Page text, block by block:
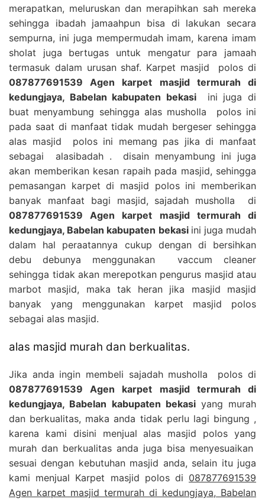
merapatkan, meluruskan dan merapihkan sah mereka
sehingga ibadah jamaahpun bisa di lakukan secara
sempurna, ini juga mempermudah imam, karena imam
sholat juga bertugas untuk mengatur para jamaah
termasuk dalam urusan shaf. Karpet masjid polos di
087877691539 Agen karpet masjid termurah di
kedungjaya, Babelan kabupaten bekasi
ini juga di
buat menyambung sehingga alas musholla polos ini
pada saat di manfaat tidak mudah bergeser sehingga
alas masjid polos ini memang pas jika di manfaat
sebagai alasibadah . disain menyambung ini juga
akan memberikan kesan rapaih pada masjid, sehingga
pemasangan karpet di masjid polos ini memberikan
banyak manfaat bagi masjid, sajadah musholla di
087877691539 Agen karpet masjid termurah di
kedungjaya, Babelan kabupaten bekasi ini juga mudah
dalam hal peraatannya cukup dengan di bersihkan
debu debunya menggunakan vaccum cleaner
sehingga tidak akan merepotkan pengurus masjid atau
marbot masjid, maka tak heran jika masjid masjid
banyak yang menggunakan karpet masjid polos
sebagai alas masjid.
alas masjid murah dan berkualitas.
Jika anda ingin membeli sajadah musholla polos di
087877691539 Agen karpet masjid termurah di
kedungjaya, Babelan kabupaten bekasi yang murah
dan berkualitas, maka anda tidak perlu lagi bingung ,
karena kami disini menjual alas masjid polos yang
murah dan berkualitas anda juga bisa menyesuaikan
sesuai dengan kebutuhan masjid anda, selain itu juga
kami menjual Karpet masjid polos di 087877691539
Agen karpet masjid termurah di kedungjaya, Babelan